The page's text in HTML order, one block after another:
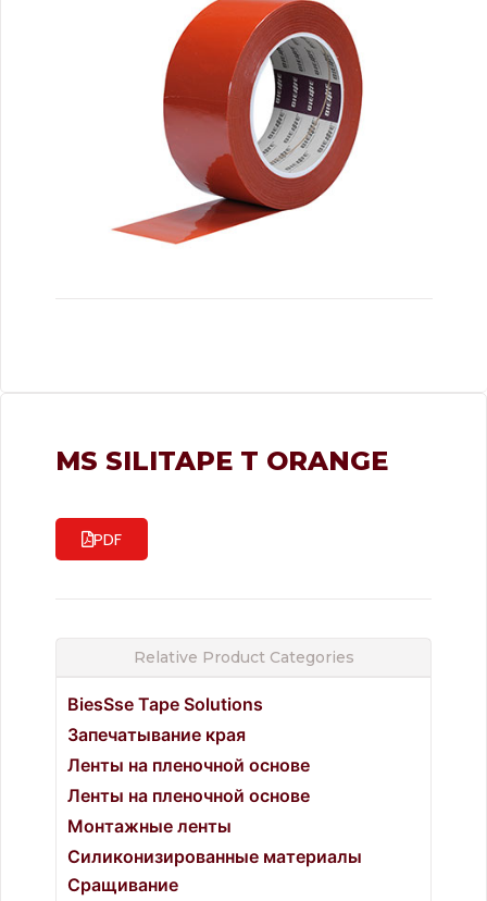
MS SILITAPE T ORANGE
PDF
Relative Product Categories
BiesSse Tape Solutions
Запечатывание края
Ленты на пленочной основе
Ленты на пленочной основе
Монтажные ленты
Силиконизированные материалы
Сращивание